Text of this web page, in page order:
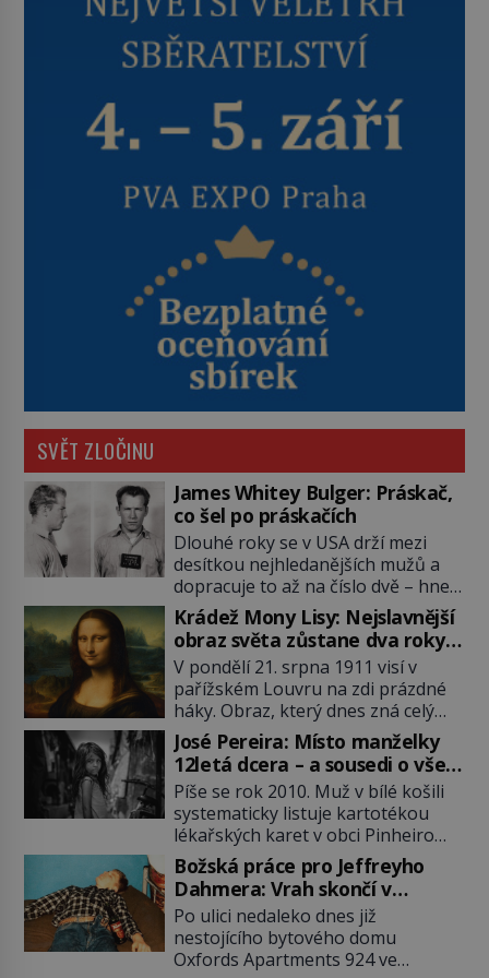
SVĚT ZLOČINU
James Whitey Bulger: Práskač,
co šel po práskačích
Dlouhé roky se v USA drží mezi
desítkou nejhledanějších mužů a
dopracuje to až na číslo dvě – hned
po Usámovi bin Ládinovi (1957–
2011). To je James „Whitey“ Bulger
(1929–2018) viněný ze spoluúčasti
na 19 vraždách, vydírání a lichvy. A
samozřejmě, krom toho je ještě
drogový dealer, který neváhá
odstranit z cesty všechny práskače,
zatímco […]
Krádež Mony Lisy: Nejslavnější
obraz světa zůstane dva roky
nezvěstný
V pondělí 21. srpna 1911 visí v
pařížském Louvru na zdi prázdné
háky. Obraz, který dnes zná celý
svět, je pryč. Zpočátku si nikdo
nemyslí, že jde o krádež.
Zaměstnanci jsou přesvědčeni, že
Mona Lisa je jen v restaurátorské
dílně nebo u fotografa. Když se
ukáže pravda, propukne jeden z
největších honů na zloděje v […]
José Pereira: Místo manželky
12letá dcera – a sousedi o všem
vědí!
Píše se rok 2010. Muž v bílé košili
systematicky listuje kartotékou
lékařských karet v obci Pinheiro
ležící asi 20 kilometrů od farmy s
podivínským majitelem. Něco tu
nesedí. Ledaže… Ledaže by ta
mladá dívka z farmy byla ne
manželkou, ale dcerou – a všechny
ty děti byly zplozené v incestu. Na
Božská práce pro Jeffreyho
Dahmera: Vrah skončí v
tratolišti krve ve vězeňských
umývárnách
Po ulici nedaleko dnes již
nestojícího bytového domu
Oxfords Apartments 924 ve